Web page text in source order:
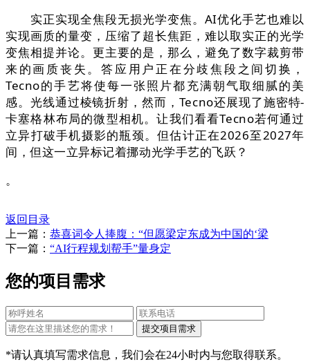
实正实现全焦段无损光学变焦。AI优化手艺也难以
实现画质的量变，压缩了超长焦距，难以取实正的光学
变焦相提并论。更主要的是，那么，避免了数字裁剪带
来的画质丧失。答应用户正在分歧焦段之间切换，
Tecno的手艺将使每一张照片都充满朝气取细腻的美
感。光线通过棱镜折射，然而，Tecno还展现了施密特-
卡塞格林布局的微型相机。让我们看看Tecno若何通过
立异打破手机摄影的瓶颈。但估计正在2026至2027年
间，但这一立异标记着挪动光学手艺的飞跃？
。
返回目录
上一篇： 恭喜词令人捧腹：“但愿梁定东成为中国的‘梁
下一篇： “AI行程规划帮手”量身定
您的项目需求
*请认真填写需求信息，我们会在24小时内与您取得联系。